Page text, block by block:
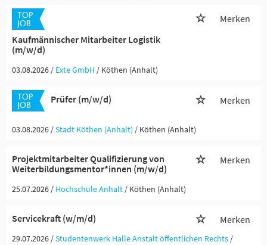
Kaufmännischer Mitarbeiter Logistik
(m/w/d)
Merken
03.08.2026 / Exte GmbH / Köthen (Anhalt)
Prüfer (m/w/d) Merken
03.08.2026 /Stadt Köthen (Anhalt) / Köthen (Anhalt)
Projektmitarbeiter Qualifizierung von
Weiterbildungsmentor*innen (m/w/d)
Merken
25.07.2026 / Hochschule Anhalt / Köthen (Anhalt)
Servicekraft (w/m/d) Merken
29.07.2026 /Studentenwerk Halle Anstalt öffentlichen Rechts /